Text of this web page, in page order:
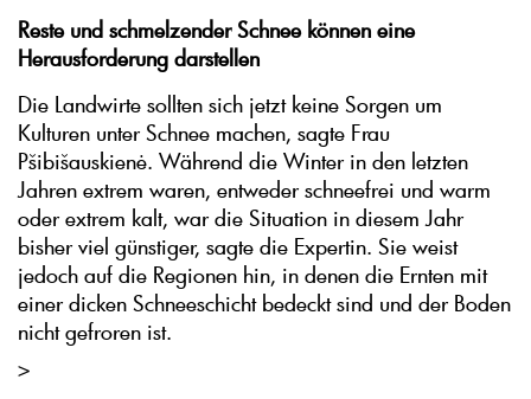
Reste und schmelzender Schnee können eine
Herausforderung darstellen
Die Landwirte sollten sich jetzt keine Sorgen um
Kulturen unter Schnee machen, sagte Frau
Pšibišauskienė. Während die Winter in den letzten
Jahren extrem waren, entweder schneefrei und warm
oder extrem kalt, war die Situation in diesem Jahr
bisher viel günstiger, sagte die Expertin. Sie weist
jedoch auf die Regionen hin, in denen die Ernten mit
einer dicken Schneeschicht bedeckt sind und der Boden
nicht gefroren ist.
>